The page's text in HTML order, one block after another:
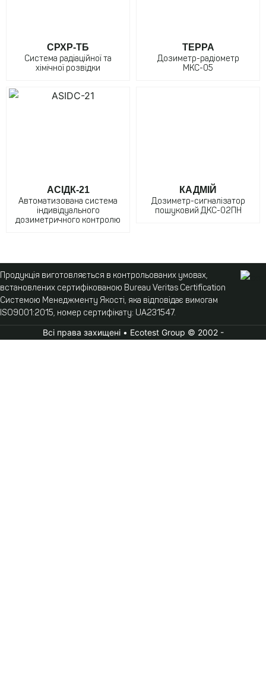
СРХР-ТБ
Система радіаційної та
хімічної розвідки
ТЕРРА
Дозиметр-радіометр
МКС-05
АСІДК-21
Автоматизована система
індивідуального
дозиметричного контролю
КАДМІЙ
Дозиметр-сигналізатор
пошуковий ДКС-02ПН
Продукція виготовляється в контрольованих умовах,
встановлених сертифікованою Bureau Veritas Certification
Системою Менеджменту Якості, яка відповідає вимогам
ISO9001:2015, номер сертифікату: UA231547.
Всі права захищені • Ecotest Group © 2002 -